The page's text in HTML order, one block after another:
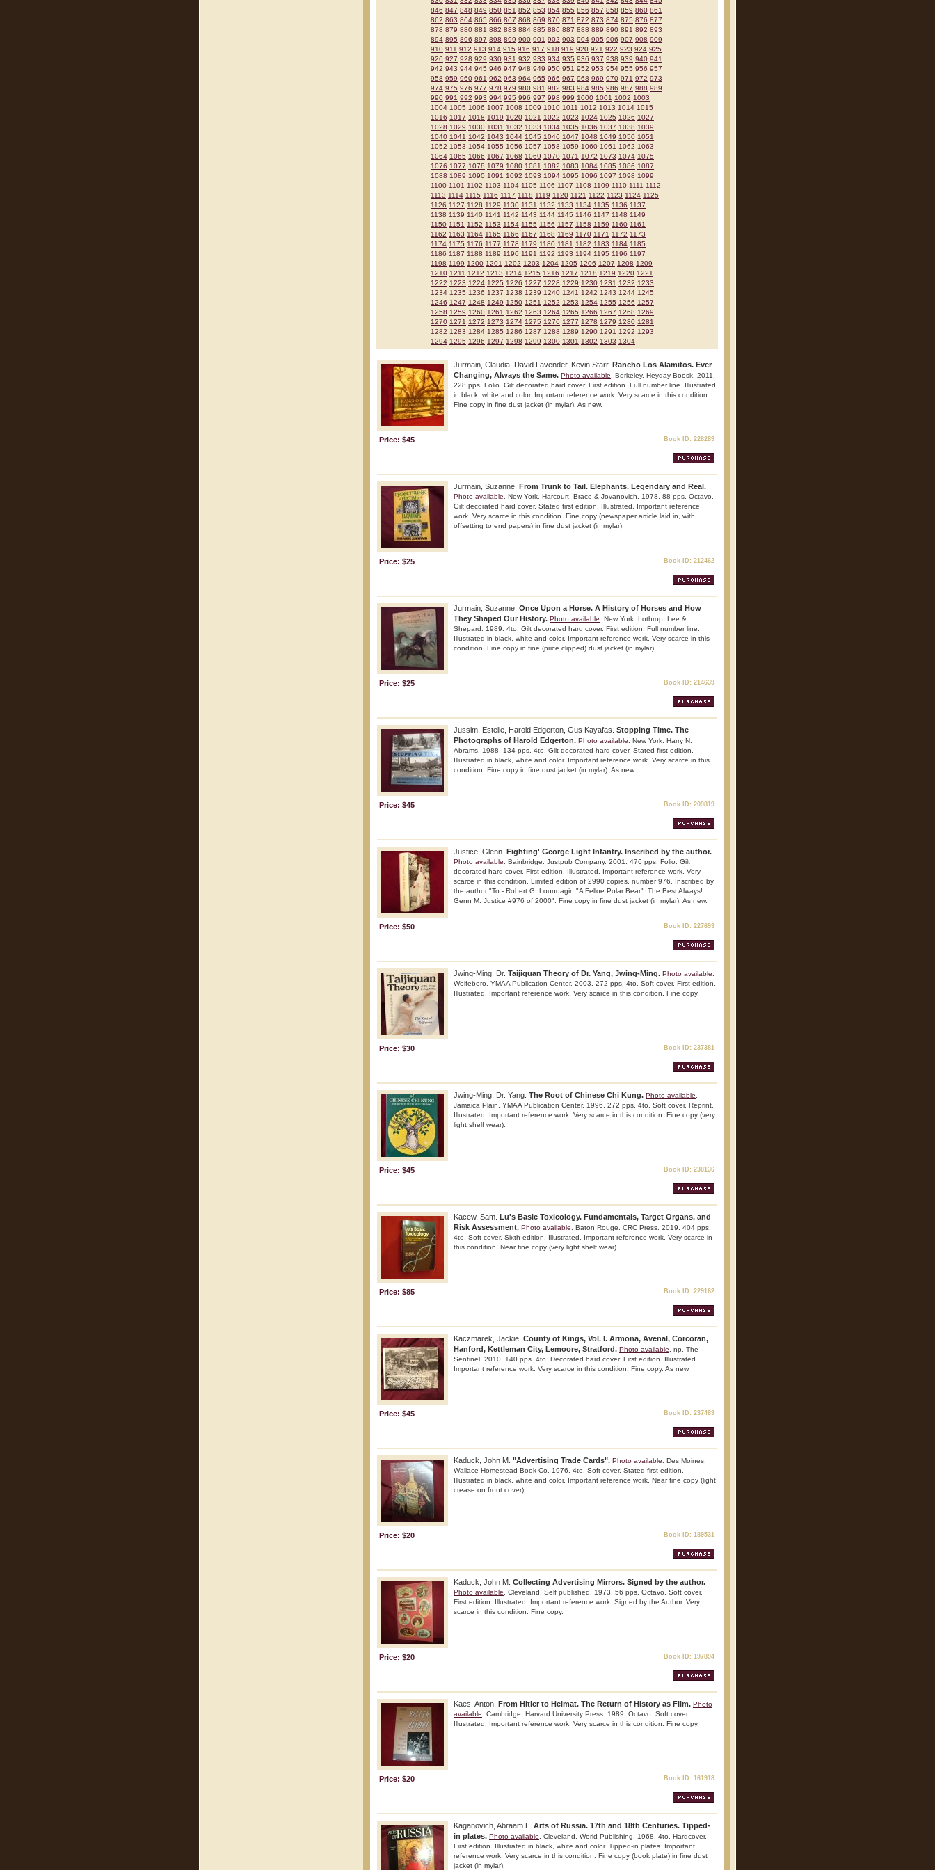
846 847 848 849 850 851 852 853 854 855 856 857 858 859 860 861
862 863 864 865 866 867 868 869 870 871 872 873 874 875 876 877
878 879 880 881 882 883 884 885 886 887 888 889 890 891 892 893
894 895 896 897 898 899 900 901 902 903 904 905 906 907 908 909
910 911 912 913 914 915 916 917 918 919 920 921 922 923 924 925
926 927 928 929 930 931 932 933 934 935 936 937 938 939 940 941
942 943 944 945 946 947 948 949 950 951 952 953 954 955 956 957
958 959 960 961 962 963 964 965 966 967 968 969 970 971 972 973
974 975 976 977 978 979 980 981 982 983 984 985 986 987 988 989
990 991 992 993 994 995 996 997 998 999 1000 1001 1002 1003
1004 1005 1006 1007 1008 1009 1010 1011 1012 1013 1014 1015
1016 1017 1018 1019 1020 1021 1022 1023 1024 1025 1026 1027
1028 1029 1030 1031 1032 1033 1034 1035 1036 1037 1038 1039
1040 1041 1042 1043 1044 1045 1046 1047 1048 1049 1050 1051
1052 1053 1054 1055 1056 1057 1058 1059 1060 1061 1062 1063
1064 1065 1066 1067 1068 1069 1070 1071 1072 1073 1074 1075
1076 1077 1078 1079 1080 1081 1082 1083 1084 1085 1086 1087
1088 1089 1090 1091 1092 1093 1094 1095 1096 1097 1098 1099
1100 1101 1102 1103 1104 1105 1106 1107 1108 1109 1110 1111 1112
1113 1114 1115 1116 1117 1118 1119 1120 1121 1122 1123 1124 1125
1126 1127 1128 1129 1130 1131 1132 1133 1134 1135 1136 1137
1138 1139 1140 1141 1142 1143 1144 1145 1146 1147 1148 1149
1150 1151 1152 1153 1154 1155 1156 1157 1158 1159 1160 1161
1162 1163 1164 1165 1166 1167 1168 1169 1170 1171 1172 1173
1174 1175 1176 1177 1178 1179 1180 1181 1182 1183 1184 1185
1186 1187 1188 1189 1190 1191 1192 1193 1194 1195 1196 1197
1198 1199 1200 1201 1202 1203 1204 1205 1206 1207 1208 1209
1210 1211 1212 1213 1214 1215 1216 1217 1218 1219 1220 1221
1222 1223 1224 1225 1226 1227 1228 1229 1230 1231 1232 1233
1234 1235 1236 1237 1238 1239 1240 1241 1242 1243 1244 1245
1246 1247 1248 1249 1250 1251 1252 1253 1254 1255 1256 1257
1258 1259 1260 1261 1262 1263 1264 1265 1266 1267 1268 1269
1270 1271 1272 1273 1274 1275 1276 1277 1278 1279 1280 1281
1282 1283 1284 1285 1286 1287 1288 1289 1290 1291 1292 1293
1294 1295 1296 1297 1298 1299 1300 1301 1302 1303 1304
Jurmain, Claudia, David Lavender, Kevin Starr. Rancho Los Alamitos. Ever
Changing, Always the Same. Photo available . Berkeley. Heyday Boosk. 2011.
228 pps. Folio. Gilt decorated hard cover. First edition. Full number line. Illustrated
in black, white and color. Important reference work. Very scarce in this condition.
Fine copy in fine dust jacket (in mylar). As new.
Price: $45 Book ID: 228289
Jurmain, Suzanne. From Trunk to Tail. Elephants. Legendary and Real.
Photo available . New York. Harcourt, Brace & Jovanovich. 1978. 88 pps. Octavo.
Gilt decorated hard cover. Stated first edition. Illustrated. Important reference
work. Very scarce in this condition. Fine copy (newspaper article laid in, with
offsetting to end papers) in fine dust jacket (in mylar).
Price: $25 Book ID: 212462
Jurmain, Suzanne. Once Upon a Horse. A History of Horses and How
They Shaped Our History. Photo available . New York. Lothrop, Lee &
Shepard. 1989. 4to. Gilt decorated hard cover. First edition. Full number line.
Illustrated in black, white and color. Important reference work. Very scarce in this
condition. Fine copy in fine (price clipped) dust jacket (in mylar).
Price: $25 Book ID: 214639
Jussim, Estelle, Harold Edgerton, Gus Kayafas. Stopping Time. The
Photographs of Harold Edgerton. Photo available . New York. Harry N.
Abrams. 1988. 134 pps. 4to. Gilt decorated hard cover. Stated first edition.
Illustrated in black, white and color. Important reference work. Very scarce in this
condition. Fine copy in fine dust jacket (in mylar). As new.
Price: $45 Book ID: 209819
Justice, Glenn. Fighting' George Light Infantry. Inscribed by the author.
Photo available . Bainbridge. Justpub Company. 2001. 476 pps. Folio. Gilt
decorated hard cover. First edition. Illustrated. Important reference work. Very
scarce in this condition. Limited edition of 2990 copies, number 976. Inscribed by
the author "To - Robert G. Loundagin "A Felloe Polar Bear". The Best Always!
Genn M. Justice #976 of 2000". Fine copy in fine dust jacket (in mylar). As new.
Price: $50 Book ID: 227693
Jwing-Ming, Dr. Taijiquan Theory of Dr. Yang, Jwing-Ming. Photo available
Wolfeboro. YMAA Publication Center. 2003. 272 pps. 4to. Soft cover. First edition.
Illustrated. Important reference work. Very scarce in this condition. Fine copy.
Price: $30 Book ID: 237381
Jwing-Ming, Dr. Yang. The Root of Chinese Chi Kung. Photo available
Jamaica Plain. YMAA Publication Center. 1996. 272 pps. 4to. Soft cover. Reprint.
Illustrated. Important reference work. Very scarce in this condition. Fine copy (very
light shelf wear).
Price: $45 Book ID: 238136
Kacew, Sam. Lu's Basic Toxicology. Fundamentals, Target Organs, and
Risk Assessment. Photo available . Baton Rouge. CRC Press. 2019. 404 pps.
4to. Soft cover. Sixth edition. Illustrated. Important reference work. Very scarce in
this condition. Near fine copy (very light shelf wear).
Price: $85 Book ID: 229162
Kaczmarek, Jackie. County of Kings, Vol. I. Armona, Avenal, Corcoran,
Hanford, Kettleman City, Lemoore, Stratford. Photo available . np. The
Sentinel. 2010. 140 pps. 4to. Decorated hard cover. First edition. Illustrated.
Important reference work. Very scarce in this condition. Fine copy. As new.
Price: $45 Book ID: 237483
Kaduck, John M. "Advertising Trade Cards". Photo available . Des Moines.
Wallace-Homestead Book Co. 1976. 4to. Soft cover. Stated first edition.
Illustrated in black, white and color. Important reference work. Near fine copy (light
crease on front cover).
Price: $20 Book ID: 189531
Kaduck, John M. Collecting Advertising Mirrors. Signed by the author.
Photo available . Cleveland. Self published. 1973. 56 pps. Octavo. Soft cover.
First edition. Illustrated. Important reference work. Signed by the Author. Very
scarce in this condition. Fine copy.
Price: $20 Book ID: 197894
Kaes, Anton. From Hitler to Heimat. The Return of History as Film. Photo
available . Cambridge. Harvard University Press. 1989. Octavo. Soft cover.
Illustrated. Important reference work. Very scarce in this condition. Fine copy.
Price: $20 Book ID: 161918
Kaganovich, Abraam L.
Arts of Russia. 17th and 18th Centuries. Tipped-
in plates. Photo available . Cleveland. World Publishing. 1968. 4to. Hardcover.
First edition. Illustrated in black, white and color. Tipped-in plates. Important
reference work. Very scarce in this condition. Fine copy (book plate) in fine dust
jacket (in mylar).